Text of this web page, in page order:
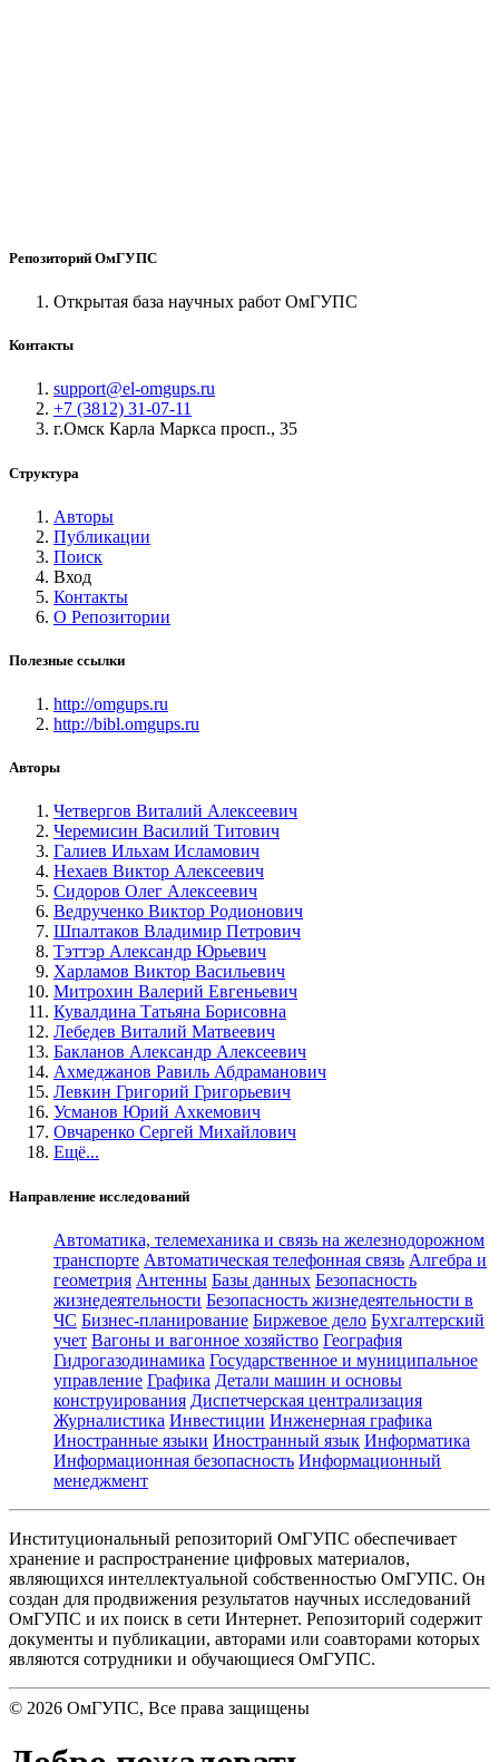
Репозиторий ОмГУПС
Открытая база научных работ ОмГУПС
Контакты
support@el-omgups.ru
+7 (3812) 31-07-11
г.Омск Карла Маркса просп., 35
Структура
Авторы
Публикации
Поиск
Вход
Контакты
О Репозитории
Полезные ссылки
http://omgups.ru
http://bibl.omgups.ru
Авторы
Четвергов Виталий Алексеевич
Черемисин Василий Титович
Галиев Ильхам Исламович
Нехаев Виктор Алексеевич
Сидоров Олег Алексеевич
Ведрученко Виктор Родионович
Шпалтаков Владимир Петрович
Тэттэр Александр Юрьевич
Харламов Виктор Васильевич
Митрохин Валерий Евгеньевич
Кувалдина Татьяна Борисовна
Лебедев Виталий Матвеевич
Бакланов Александр Алексеевич
Ахмеджанов Равиль Абдраманович
Левкин Григорий Григорьевич
Усманов Юрий Ахкемович
Овчаренко Сергей Михайлович
Ещё...
Направление исследований
Автоматика, телемеханика и связь на железнодорожном
транспорте Автоматическая телефонная связь Алгебра и
геометрия Антенны Базы данных Безопасность
жизнедеятельности Безопасность жизнедеятельности в
ЧС Бизнес-планирование Биржевое дело Бухгалтерский
учет Вагоны и вагонное хозяйство География
Гидрогазодинамика Государственное и муниципальное
управление Графика Детали машин и основы
конструирования Диспетчерская централизация
Журналистика Инвестиции Инженерная графика
Иностранные языки Иностранный язык Информатика
Информационная безопасность Информационный
менеджмент
Институциональный репозиторий ОмГУПС обеспечивает
хранение и распространение цифровых материалов,
являющихся интеллектуальной собственностью ОмГУПС. Он
создан для продвижения результатов научных исследований
ОмГУПС и их поиск в сети Интернет. Репозиторий содержит
документы и публикации, авторами или соавторами которых
являются сотрудники и обучающиеся ОмГУПС.
© 2026 ОмГУПС, Все права защищены